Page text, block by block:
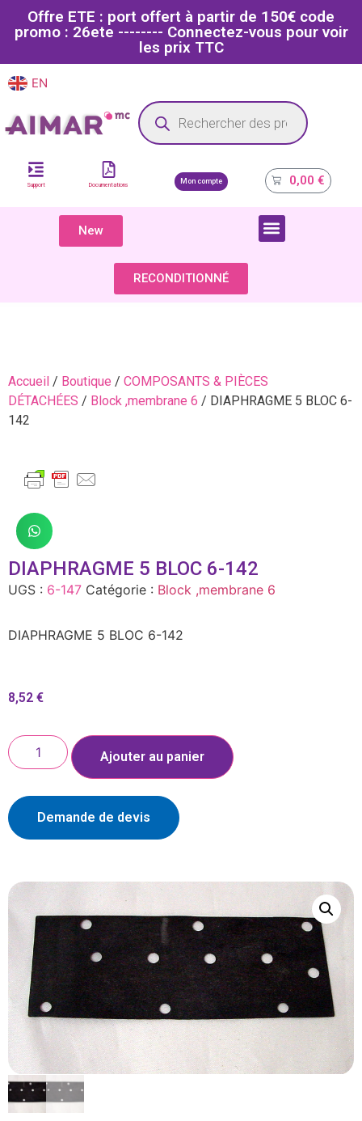
Offre ETE : port offert à partir de 150€ code
promo : 26ete -------- Connectez-vous pour voir
les prix TTC
EN
Site dédié aux professionnels de la santé
Support Documentations
Mon compte 0,00€
New
RECONDITIONNÉ
Accueil / Boutique / COMPOSANTS & PIÈCES
DÉTACHÉES / Block ,membrane 6 / DIAPHRAGME 5 BLOC 6-
142
DIAPHRAGME 5 BLOC 6-142
UGS : 6-147 Catégorie : Block ,membrane 6
DIAPHRAGME 5 BLOC 6-142
8,52 €
Ajouter au panier
Demande de devis